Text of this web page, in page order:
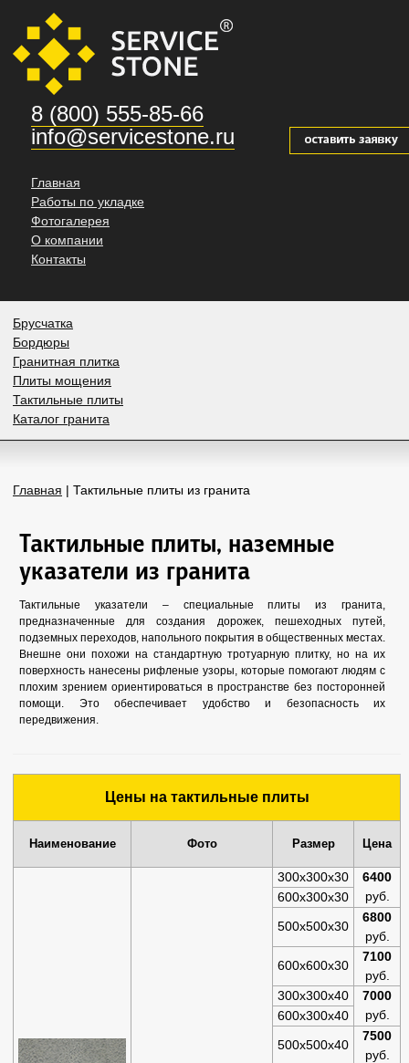
8 (800) 555-85-66
info@servicestone.ru
Главная
Работы по укладке
Фотогалерея
О компании
Контакты
Брусчатка
Бордюры
Гранитная плитка
Плиты мощения
Тактильные плиты
Каталог гранита
Главная | Тактильные плиты из гранита
Тактильные плиты, наземные
указатели из гранита
Тактильные указатели – специальные плиты из гранита,
предназначенные для создания дорожек, пешеходных путей,
подземных переходов, напольного покрытия в общественных местах.
Внешне они похожи на стандартную тротуарную плитку, но на их
поверхность нанесены рифленые узоры, которые помогают людям с
плохим зрением ориентироваться в пространстве без посторонней
помощи. Это обеспечивает удобство и безопасность их
передвижения.
Цены на тактильные плиты
Наименование Фото Размер Цена
300х300х30
6400
руб.
600х300х30
500х500х30
6800
руб.
600х600х30
7100
руб.
300х300х40
7000
руб.
600х300х40
500х500х40
7500
руб.